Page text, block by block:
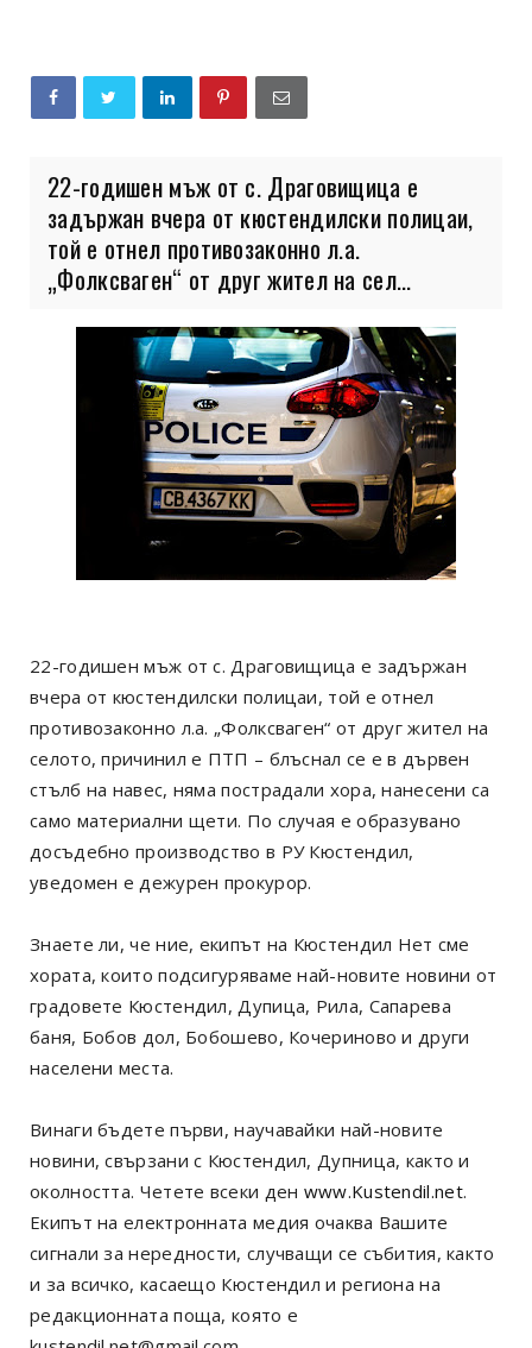
22-годишен мъж от с. Драговищица е
задържан вчера от кюстендилски полицаи,
той е отнел противозаконно л.а.
„Фолксваген“ от друг жител на сел...
22-годишен мъж от с. Драговищица е задържан
вчера от кюстендилски полицаи, той е отнел
противозаконно л.а. „Фолксваген“ от друг жител на
селото, причинил е ПТП – блъснал се е в дървен
стълб на навес, няма пострадали хора, нанесени са
само материални щети. По случая е образувано
досъдебно производство в РУ Кюстендил,
уведомен е дежурен прокурор.
Знаете ли, че ние, екипът на Кюстендил Нет сме
хората, които подсигуряваме най-новите новини от
градовете Кюстендил, Дупица, Рила, Сапарева
баня, Бобов дол, Бобошево, Кочериново и други
населени места.
Винаги бъдете първи, научавайки най-новите
новини, свързани с Кюстендил, Дупница, както и
околността. Четете всеки ден www.Kustendil.net.
Екипът на електронната медия очаква Вашите
сигнали за нередности, случващи се събития, както
и за всичко, касаещо Кюстендил и региона на
редакционната поща, която е